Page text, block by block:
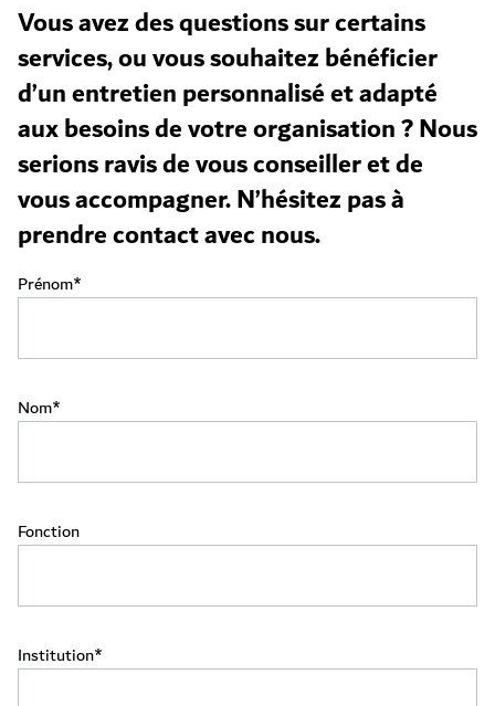
Vous avez des questions sur certains
services, ou vous souhaitez bénéficier
d’un entretien personnalisé et adapté
aux besoins de votre organisation ? Nous
serions ravis de vous conseiller et de
vous accompagner. N’hésitez pas à
prendre contact avec nous.
Prénom
Nom
Fonction
Institution